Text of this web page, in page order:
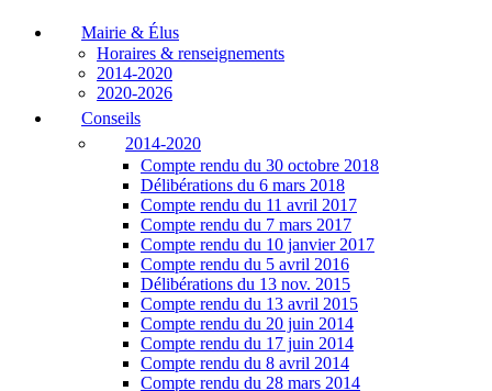
Mairie & Élus
Horaires & renseignements
2014-2020
2020-2026
Conseils
2014-2020
Compte rendu du 30 octobre 2018
Délibérations du 6 mars 2018
Compte rendu du 11 avril 2017
Compte rendu du 7 mars 2017
Compte rendu du 10 janvier 2017
Compte rendu du 5 avril 2016
Délibérations du 13 nov. 2015
Compte rendu du 13 avril 2015
Compte rendu du 20 juin 2014
Compte rendu du 17 juin 2014
Compte rendu du 8 avril 2014
Compte rendu du 28 mars 2014